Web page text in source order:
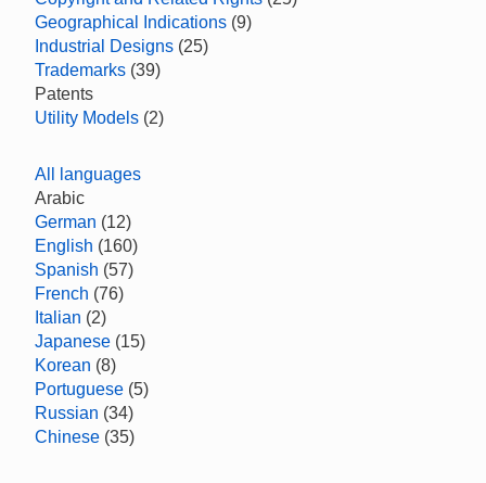
Geographical Indications (9)
Industrial Designs (25)
Trademarks (39)
Patents
Utility Models (2)
All languages
Arabic
German (12)
English (160)
Spanish (57)
French (76)
Italian (2)
Japanese (15)
Korean (8)
Portuguese (5)
Russian (34)
Chinese (35)